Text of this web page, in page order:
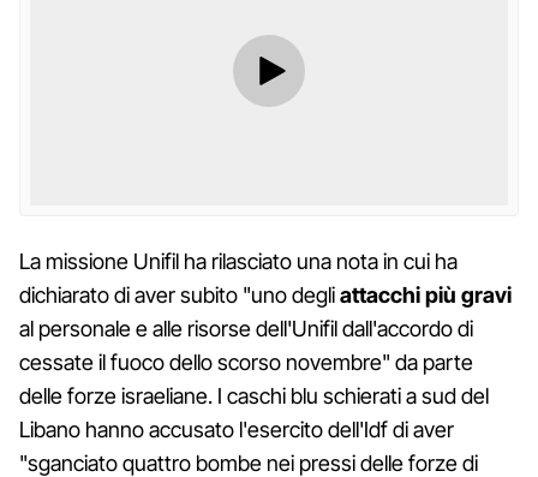
La missione Unifil ha rilasciato una nota in cui ha
dichiarato di aver subito "uno degliattacchi più gravi
al personale e alle risorse dell'Unifil dall'accordo di
cessate il fuoco dello scorso novembre" da parte
delle forze israeliane. I caschi blu schierati a sud del
Libano hanno accusato l'esercito dell'Idf di aver
"sganciato quattro bombe nei pressi delle forze di